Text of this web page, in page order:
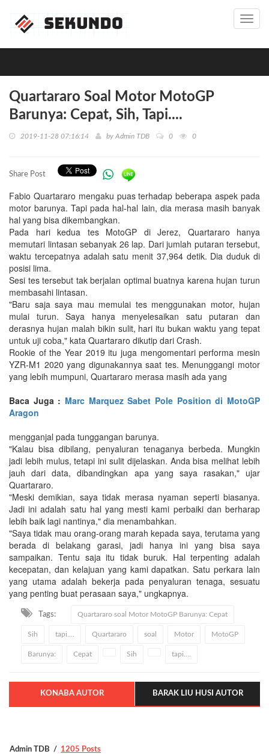
Quartararo Soal Motor MotoGP
Barunya: Cepat, Sih, Tapi....
2019-11-28 07:16:14 by Admin TDB 0 0
Share Post
Fabio Quartararo mengaku puas terhadap beberapa aspek pada
motor barunya. Tapi pada hal-hal lain, dia merasa masih banyak
hal yang bisa dikembangkan.
Pada hari kedua tes MotoGP di Jerez, Quartararo hanya
memutari lintasan sebanyak 26 lap. Dari jumlah putaran tersebut,
waktu tercepatnya adalah satu menit 37,964 detik. Dia duduk di
posisi lima.
Sesi tes tersebut tak berjalan optimal buatnya karena hujan turun
membasahi lintasan.
"Baru saja saya mau memulai tes menggunakan motor, hujan
mulai turun. Saya hanya menyelesaikan satu putaran dan
derasnya hujan malah bikin sulit, hari itu bukan waktu yang tepat
untuk uji coba," kata Quartararo dikutip dari Crash.
Rookie of the Year 2019 itu juga mengomentari performa mesin
YZR-M1 2020 yang digunakannya saat tes. Menunggangi motor
yang lebih mumpuni, Quartararo merasa masih ada yang
Baca Juga : Marc Marquez Sabet Pole Position di MotoGP
Aragon
mengganjal pada tunggangan barunya.
"Kalau bisa dibilang, penyaluran tenaganya berbeda. Mungkin
jadi lebih mulus, tetapi ini sulit dijelaskan. Anda bisa melihat lebih
jauh dari data, dibandingkan apa yang saya rasakan," ujar
Quartararo.
"Meski demikian, saya tidak merasa nyaman seperti biasanya.
Jadi ini adalah satu hal yang mesti kami perbaiki dan berharap
lebih baik lagi nantinya," dia menambahkan.
"Saya tidak mau orang-orang marah kepada saya, terutama yang
berada di belakang garasi, jadi hanya ini yang bisa saya
sampaikan. Tentu saja itu tidak buruk. Hal terpenting adalah
kecepatan, dan kelajuan yang kami dapatkan. Satu perkara lain
yang utama adalah bekerja pada penyaluran tenaga, sesuatu
yang penting buat perasaan saya," ungkapnya.
Tags: Quartararo soal Motor MotoGP Barunya: Cepat
Sih tapi.... Quartararo soal Motor MotoGP
Barunya: Cepat Sih tapi....
KONABA AUTOR BARAK LIU HUSI AUTOR
Admin TDB 1205 Posts